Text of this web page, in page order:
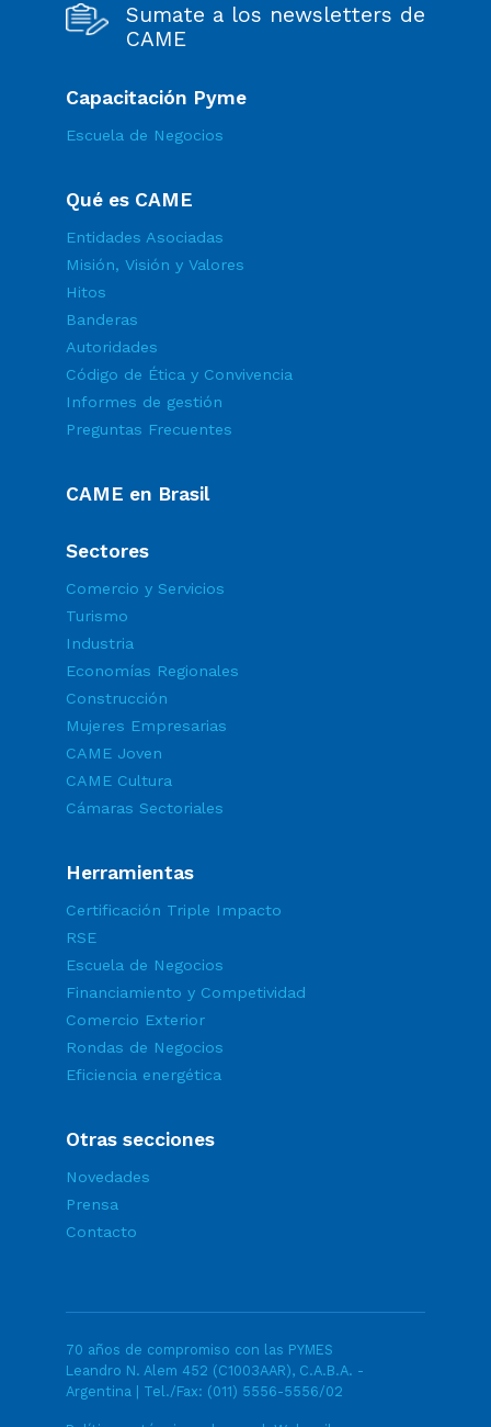
Sumate a los newsletters de
CAME
Capacitación Pyme
Escuela de Negocios
Qué es CAME
Entidades Asociadas
Misión, Visión y Valores
Hitos
Banderas
Autoridades
Código de Ética y Convivencia
Informes de gestión
Preguntas Frecuentes
CAME en Brasil
Sectores
Comercio y Servicios
Turismo
Industria
Economías Regionales
Construcción
Mujeres Empresarias
CAME Joven
CAME Cultura
Cámaras Sectoriales
Herramientas
Certificación Triple Impacto
RSE
Escuela de Negocios
Financiamiento y Competividad
Comercio Exterior
Rondas de Negocios
Eficiencia energética
Otras secciones
Novedades
Prensa
Contacto
70 años de compromiso con las PYMES
Leandro N. Alem 452 (C1003AAR), C.A.B.A. -
Argentina | Tel./Fax: (011) 5556-5556/02